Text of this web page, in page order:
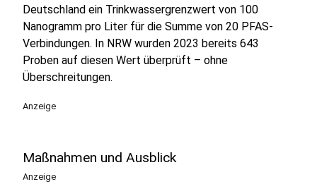
Deutschland ein Trinkwassergrenzwert von 100
Nanogramm pro Liter für die Summe von 20 PFAS-
Verbindungen. In NRW wurden 2023 bereits 643
Proben auf diesen Wert überprüft – ohne
Überschreitungen.
Anzeige
Maßnahmen und Ausblick
Anzeige